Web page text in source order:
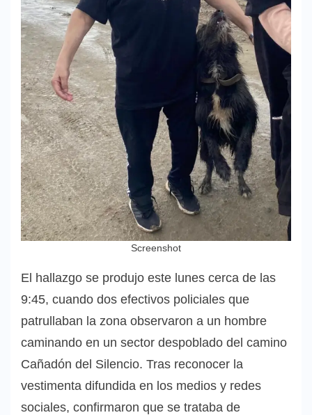
Screenshot
El hallazgo se produjo este lunes cerca de las
9:45, cuando dos efectivos policiales que
patrullaban la zona observaron a un hombre
caminando en un sector despoblado del camino
Cañadón del Silencio. Tras reconocer la
vestimenta difundida en los medios y redes
sociales, confirmaron que se trataba de